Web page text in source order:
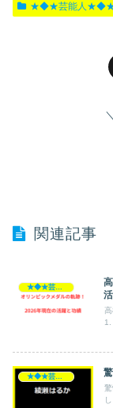
★◆★芸能人
関連記事
1.
★◆★芸能人★◆★